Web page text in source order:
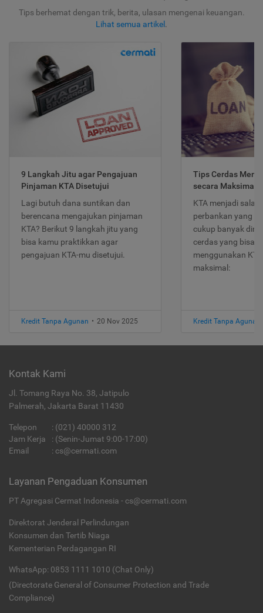
Tips berhemat dengan trik, berita, ulasan mengenai keuangan.
Lihat semua artikel .
9 Langkah Jitu agar Pengajuan
Pinjaman KTA Disetujui
Lagi butuh dana suntikan dan
berencana mengajukan pinjaman
KTA? Berikut 9 langkah jitu yang
bisa kamu praktikkan agar
pengajuan KTA-mu disetujui.
Kredit Tanpa Agunan • 20 Nov 2025
Tips Cerdas
secara Maksimal
KTA menjadi
perbankan yang
cukup banyak
cerdas yang bisa
menggunakan
maksimal:
Kredit Tanpa Agunan
Kontak Kami
Jl. Tomang Raya No. 38, Jatipulo
Palmerah, Jakarta Barat 11430
Telepon : (021) 40000 312
Jam Kerja
: (Senin-Jumat 9:00-17:00)
Email
: cs@cermati.com
Layanan Pengaduan Konsumen
PT Agregasi Cermat Indonesia - cs@cermati.com
Direktorat Jenderal Perlindungan
Konsumen dan Tertib Niaga
Kementerian Perdagangan RI
WhatsApp: 0853 1111 1010 (Chat Only)
(Directorate General of Consumer Protection and Trade
Compliance)